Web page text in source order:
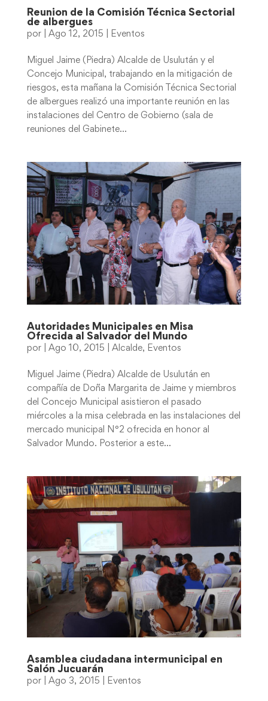
Reunion de la Comisión Técnica Sectorial
de albergues
por Ago 12, 2015 Eventos
Miguel Jaime (Piedra) Alcalde de Usulután y el
Concejo Municipal, trabajando en la mitigación de
riesgos, esta mañana la Comisión Técnica Sectorial
de albergues realizó una importante reunión en las
instalaciones del Centro de Gobierno (sala de
reuniones del Gabinete...
Autoridades Municipales en Misa
Ofrecida al Salvador del Mundo
por Ago 10, 2015 Alcalde, Eventos
Miguel Jaime (Piedra) Alcalde de Usulután en
compañía de Doña Margarita de Jaime y miembros
del Concejo Municipal asistieron el pasado
miércoles a la misa celebrada en las instalaciones del
mercado municipal N°2 ofrecida en honor al
Salvador Mundo. Posterior a este...
Asamblea ciudadana intermunicipal en
Salón Jucuarán
por Ago 3, 2015 Eventos